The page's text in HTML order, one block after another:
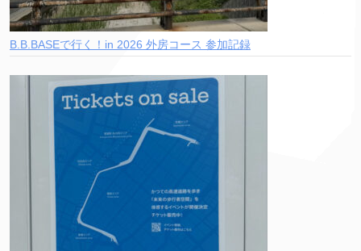
B.B.BASEで行く！in 2026 外房コース 参加記録